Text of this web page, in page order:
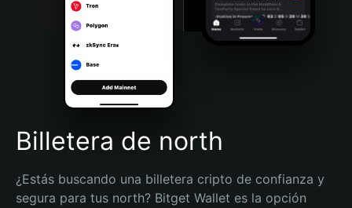
Português (Brasil)
Español (Argentina)
Billetera de north
¿Estás buscando una billetera cripto de confianza y
segura para tus north? Bitget Wallet es la opción